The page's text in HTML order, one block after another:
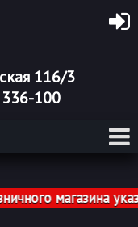
116/3
100
магазина